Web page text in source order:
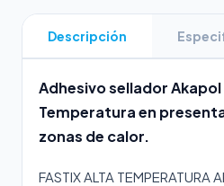
Descripción
Adhesivo sellador
Temperatura en
zonas de calor.
FASTIX ALTA TEMPERATURA